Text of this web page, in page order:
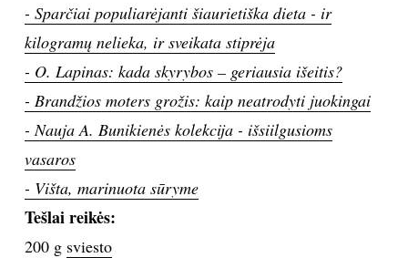
KINAS
MUZIKA
TEATRAS
SPORTAS
FOTOGRAFIJA
- Sparčiai populiarėjanti šiaurietiška dieta - ir
kilogramų nelieka, ir sveikata stiprėja
- O. Lapinas: kada skyrybos – geriausia išeitis?
- Brandžios moters grožis: kaip neatrodyti juokingai
- Nauja A. Bunikienės kolekcija - išsiilgusioms
vasaros
- Višta, marinuota sūryme
Tešlai reikės:
200 g sviesto